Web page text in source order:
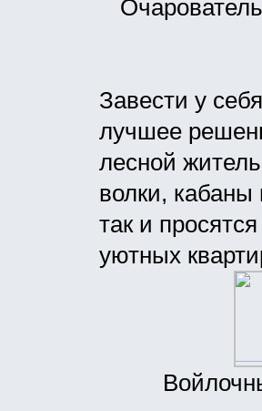
Завести у
лучшее
лесной
волки,
так и
уютных